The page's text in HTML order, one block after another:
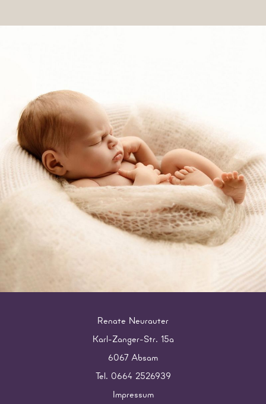
Renate Neurauter
Karl-Zanger-Str. 15a
6067 Absam
Tel. 0664 2526939
Impressum